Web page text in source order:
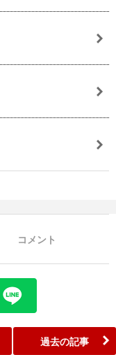
コメント
過去の記事